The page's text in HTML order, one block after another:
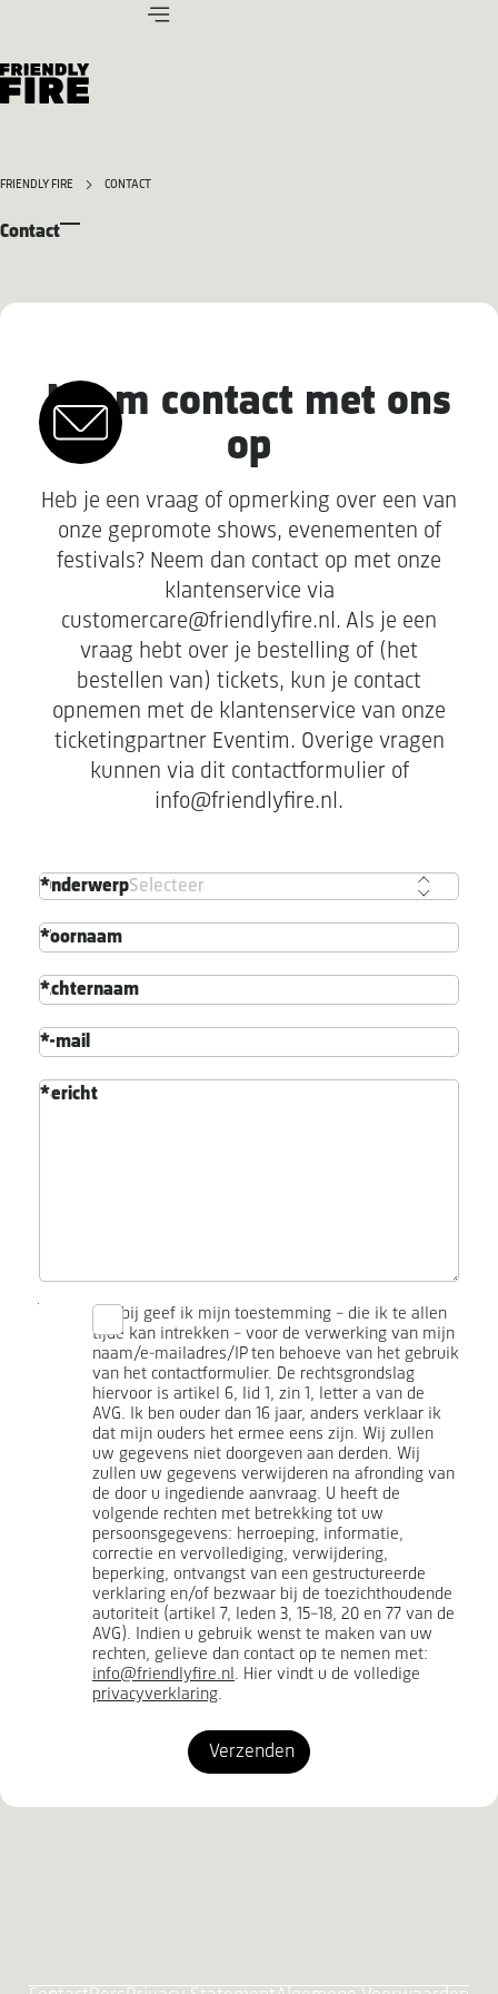
FRIENDLY FIRE CONTACT
Contact
Neem contact met ons
op
Heb je een vraag of opmerking over een van
onze gepromote shows, evenementen of
festivals? Neem dan contact op met onze
klantenservice via
customercare@friendlyfire.nl. Als je een
vraag hebt over je bestelling of (het
bestellen van) tickets, kun je contact
opnemen met de klantenservice van onze
ticketingpartner Eventim. Overige vragen
kunnen via dit contactformulier of
info@friendlyfire.nl.
Onderwerp
Voornaam
Achternaam
E-mail
Bericht
Hierbij geef ik mijn toestemming – die ik te allen
tijde kan intrekken – voor de verwerking van mijn
naam/e-mailadres/IP ten behoeve van het gebruik
van het contactformulier. De rechtsgrondslag
hiervoor is artikel 6, lid 1, zin 1, letter a van de
AVG. Ik ben ouder dan 16 jaar, anders verklaar ik
dat mijn ouders het ermee eens zijn. Wij zullen
uw gegevens niet doorgeven aan derden. Wij
zullen uw gegevens verwijderen na afronding van
de door u ingediende aanvraag. U heeft de
volgende rechten met betrekking tot uw
persoonsgegevens: herroeping, informatie,
correctie en vervollediging, verwijdering,
beperking, ontvangst van een gestructureerde
verklaring en/of bezwaar bij de toezichthoudende
autoriteit (artikel 7, leden 3, 15-18, 20 en 77 van de
AVG). Indien u gebruik wenst te maken van uw
rechten, gelieve dan contact op te nemen met:
info@friendlyfire.nl . Hier vindt u de volledige
privacyverklaring.
Verzenden